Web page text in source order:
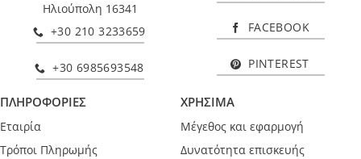
Ηλιούπολη 16341
+30 210 3233659
+30 6985693548
FACEBOOK
PINTEREST
ΠΛΗΡΟΦΟΡΙΕΣ
Εταιρία
Τρόποι Πληρωμής
ΧΡΗΣΙΜΑ
Μέγεθος και εφαρμογή
Δυνατότητα επισκευής